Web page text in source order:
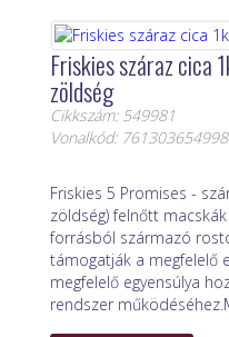
Friskies száraz cica
zöldség
Cikkszám: 549981
Vonalkód:
Friskies 5 Promises -
zöldség) felnőtt
forrásból származó
támogatják a megfelelő
megfelelő egyensúlya
rendszer